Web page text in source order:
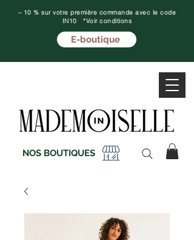
– 10 % sur votre première commande avec le code
IN10 *Voir conditions
E-boutique
NOS BOUTIQUES